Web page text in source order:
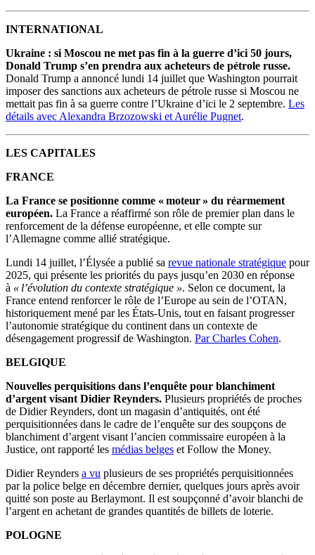
INTERNATIONAL
Ukraine : si Moscou ne met pas fin à la guerre d’ici 50 jours,
Donald Trump s’en prendra aux acheteurs de pétrole russe.
Donald Trump a annoncé lundi 14 juillet que Washington pourrait
imposer des sanctions aux acheteurs de pétrole russe si Moscou ne
mettait pas fin à sa guerre contre l’Ukraine d’ici le 2 septembre. Les
détails avec Alexandra Brzozowski et Aurélie Pugnet.
LES CAPITALES
FRANCE
La France se positionne comme « moteur » du réarmement
européen. La France a réaffirmé son rôle de premier plan dans le
renforcement de la défense européenne, et elle compte sur
l’Allemagne comme allié stratégique.
Lundi 14 juillet, l’Élysée a publié sa revue nationale stratégique pour
2025, qui présente les priorités du pays jusqu’en 2030 en réponse
à « l’évolution du contexte stratégique ». Selon ce document, la
France entend renforcer le rôle de l’Europe au sein de l’OTAN,
historiquement mené par les États-Unis, tout en faisant progresser
l’autonomie stratégique du continent dans un contexte de
désengagement progressif de Washington. Par Charles Cohen.
BELGIQUE
Nouvelles perquisitions dans l’enquête pour blanchiment
d’argent visant Didier Reynders. Plusieurs propriétés de proches
de Didier Reynders, dont un magasin d’antiquités, ont été
perquisitionnées dans le cadre de l’enquête sur des soupçons de
blanchiment d’argent visant l’ancien commissaire européen à la
Justice, ont rapporté les médias belges et Follow the Money.
Didier Reynders a vu plusieurs de ses propriétés perquisitionnées
par la police belge en décembre dernier, quelques jours après avoir
quitté son poste au Berlaymont. Il est soupçonné d’avoir blanchi de
l’argent en achetant de grandes quantités de billets de loterie.
POLOGNE